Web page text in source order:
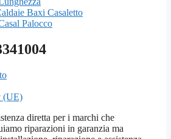
Baxi Casaletto
Palocco
(UE)
diretta per i marchi che
riparazioni in garanzia ma